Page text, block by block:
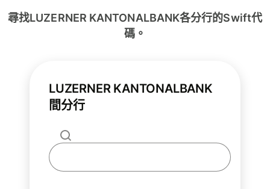
尋找LUZERNER KANTONALBANK各分行的Swift代
碼。
LUZERNER KANTONALBANK
間分行